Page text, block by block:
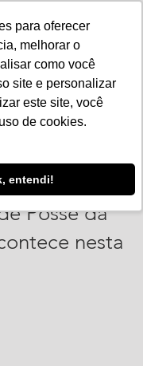
para oferecer
melhorar o
como você
site e personalizar
este site, você
de cookies.
entendi!
Posse da
nesta